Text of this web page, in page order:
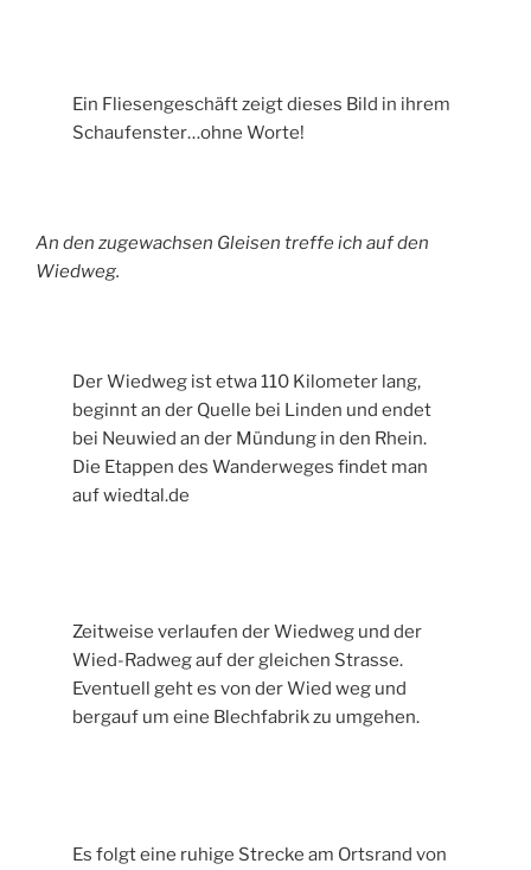
Ein Fliesengeschäft zeigt dieses Bild in ihrem
Schaufenster…ohne Worte!
An den zugewachsen Gleisen treffe ich auf den
Wiedweg.
Der Wiedweg ist etwa 110 Kilometer lang,
beginnt an der Quelle bei Linden und endet
bei Neuwied an der Mündung in den Rhein.
Die Etappen des Wanderweges findet man
auf wiedtal.de
Zeitweise verlaufen der Wiedweg und der
Wied-Radweg auf der gleichen Strasse.
Eventuell geht es von der Wied weg und
bergauf um eine Blechfabrik zu umgehen.
Es folgt eine ruhige Strecke am Ortsrand von